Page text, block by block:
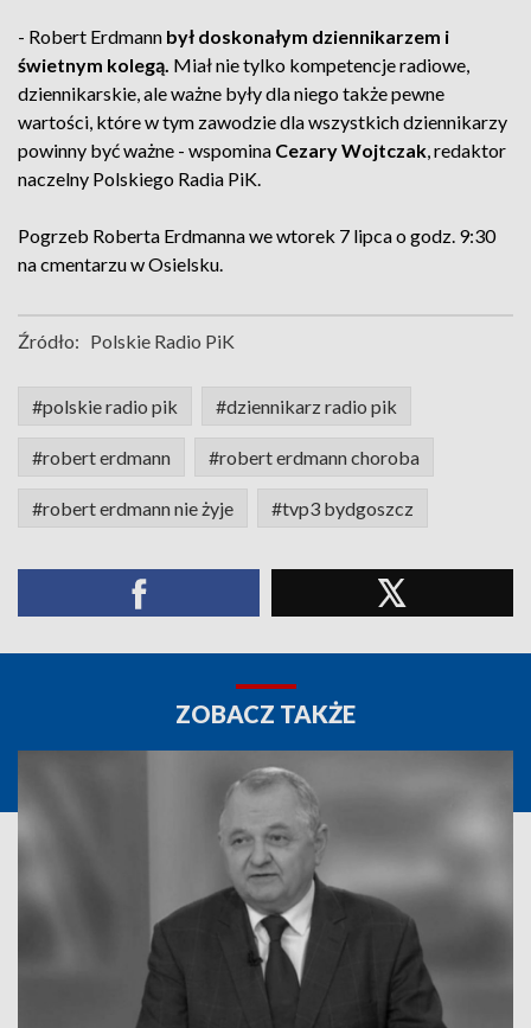
- Robert Erdmann był doskonałym dziennikarzem i
świetnym kolegą. Miał nie tylko kompetencje radiowe,
dziennikarskie, ale ważne były dla niego także pewne
wartości, które w tym zawodzie dla wszystkich dziennikarzy
powinny być ważne - wspomina Cezary Wojtczak, redaktor
naczelny Polskiego Radia PiK.
Pogrzeb Roberta Erdmanna we wtorek 7 lipca o godz. 9:30
na cmentarzu w Osielsku.
Źródło: Polskie Radio PiK
#polskie radio pik #dziennikarz radio pik
#robert erdmann #robert erdmann choroba
#robert erdmann nie żyje #tvp3 bydgoszcz
ZOBACZ TAKŻE